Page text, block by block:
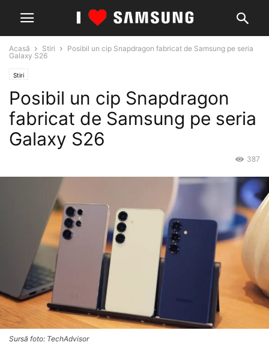
Acasă Stiri
Posibil un cip Snapdragon fabricat de Samsung pe seria
Galaxy S26
Stiri
Posibil un cip Snapdragon
fabricat de Samsung pe seria
Galaxy S26
387
Sursă foto: TechAdvisor